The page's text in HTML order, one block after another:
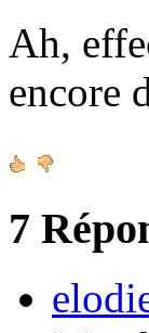
Ah,
encore
7